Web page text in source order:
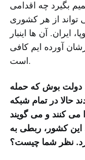
بگیرد چه اقدامی
تواند از هر کشوری
ایران. آن ها اینبار
آورده ایم کافی
است.
دولت بوش که حمله
حالا در تمام شبکه
می کنند و می گویند
کشور، ربطی به
نظر شما چیست؟